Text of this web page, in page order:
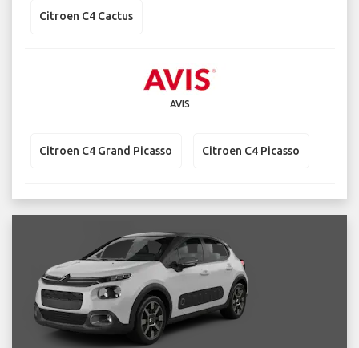
Citroen C4 Cactus
AVIS
Citroen C4 Grand Picasso Citroen C4 Picasso